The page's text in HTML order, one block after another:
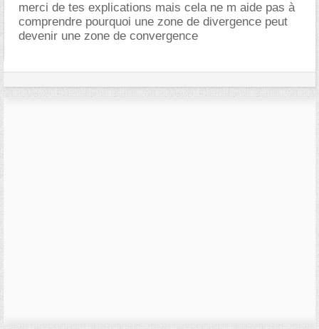
merci de tes explications mais cela ne m aide pas à
comprendre pourquoi une zone de divergence peut
devenir une zone de convergence